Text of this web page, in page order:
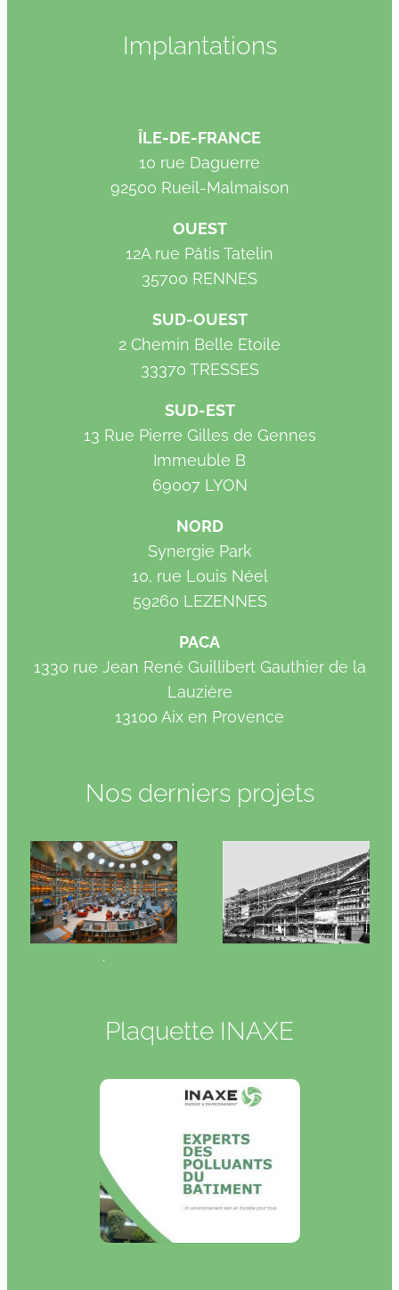
Implantations
ÎLE-DE-FRANCE
10 rue Daguerre
92500 Rueil-Malmaison
OUEST
12A rue Pâtis Tatelin
35700 RENNES
SUD-OUEST
2 Chemin Belle Etoile
33370 TRESSES
SUD-EST
13 Rue Pierre Gilles de Gennes
Immeuble B
69007 LYON
NORD
Synergie Park
10, rue Louis Néel
59260 LEZENNES
PACA
1330 rue Jean René Guillibert Gauthier de la
Lauzière
13100 Aix en Provence
Nos derniers projets
.
Plaquette INAXE